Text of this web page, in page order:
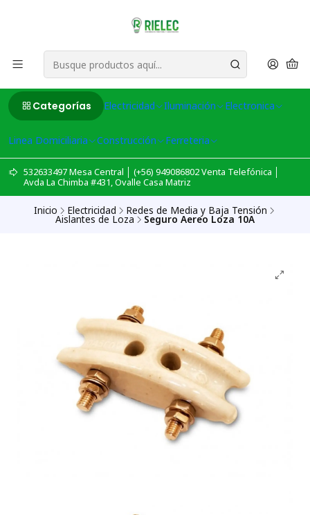
Categorías Electricidad Iluminación Electronica
Linea Domiciliaria Construcción Ferreteria
532633497 Mesa Central │ (+56) 949086802 Venta Telefónica │
Avda La Chimba #431, Ovalle Casa Matriz
Inicio Electricidad Redes de Media y Baja Tensión
Aislantes de Loza Seguro Aereo Loza 10A